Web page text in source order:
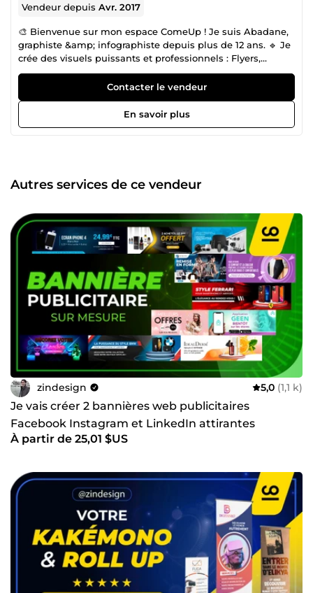
Vendeur depuisAvr. 2017
🎨 Bienvenue sur mon espace ComeUp ! Je suis Abadane,
graphiste &amp; infographiste depuis plus de 12 ans. 🔹 Je
crée des visuels puissants et professionnels : Flyers,
affiches, miniatures YouTube, bannières, cartes de visite,
visuels Instagram, et bien plus. 🔹 Ma priorité : livrer un
rendu pro, rapide et conforme à 100 % à vos attentes. ➕
Plus de 4200 clients satisfaits me font confiance sur
ComeUp. 📩 N’hésitez pas à me contacter avant la
Contacter le vendeur
En savoir plus
Autres services de ce vendeur
zindesign 5,0 (1,1 k)
Je vais créer 2 bannières web publicitaires
Facebook Instagram et LinkedIn attirantes
À partir de 25,01 $US